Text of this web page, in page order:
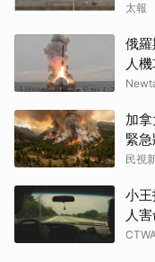
太報
俄
人
加
緊
民視
小
人